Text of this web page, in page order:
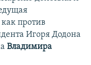
против
Игоря Додона
Владимира